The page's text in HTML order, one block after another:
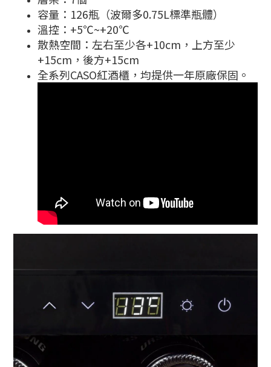
容量：126瓶（波爾多0.75L標準瓶體）
溫控：+5℃~+20℃
散熱空間：左右至少各+10cm，上方至少
+15cm，後方+15cm
全系列CASO紅酒櫃，均提供一年原廠保固。